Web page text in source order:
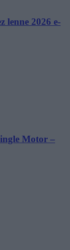
lenne 2026 e-
Motor –